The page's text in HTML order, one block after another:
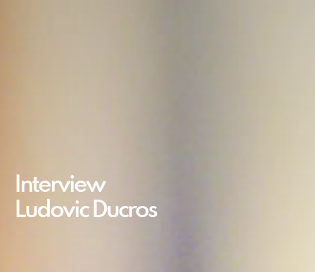
Interview
Ludovic Ducros